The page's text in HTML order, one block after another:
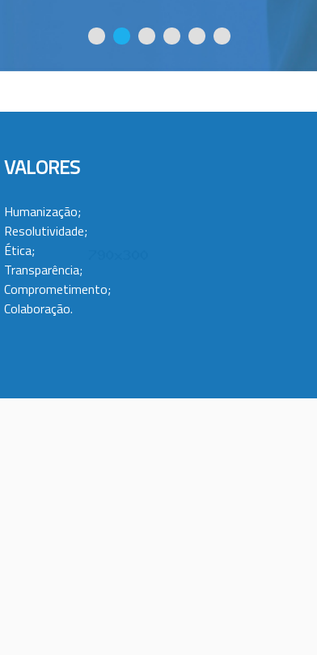
VALORES
Humanização;
Resolutividade;
Ética;
Transparência;
Comprometimento;
Colaboração.